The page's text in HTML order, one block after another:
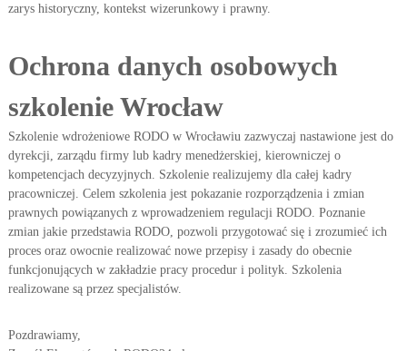
zarys historyczny, kontekst wizerunkowy i prawny.
Ochrona danych osobowych
szkolenie Wrocław
Szkolenie wdrożeniowe RODO w Wrocławiu zazwyczaj nastawione jest do
dyrekcji, zarządu firmy lub kadry menedżerskiej, kierowniczej o
kompetencjach decyzyjnych. Szkolenie realizujemy dla całej kadry
pracowniczej. Celem szkolenia jest pokazanie rozporządzenia i zmian
prawnych powiązanych z wprowadzeniem regulacji RODO. Poznanie
zmian jakie przedstawia RODO, pozwoli przygotować się i zrozumieć ich
proces oraz owocnie realizować nowe przepisy i zasady do obecnie
funkcjonujących w zakładzie pracy procedur i polityk. Szkolenia
realizowane są przez specjalistów.
Pozdrawiamy,